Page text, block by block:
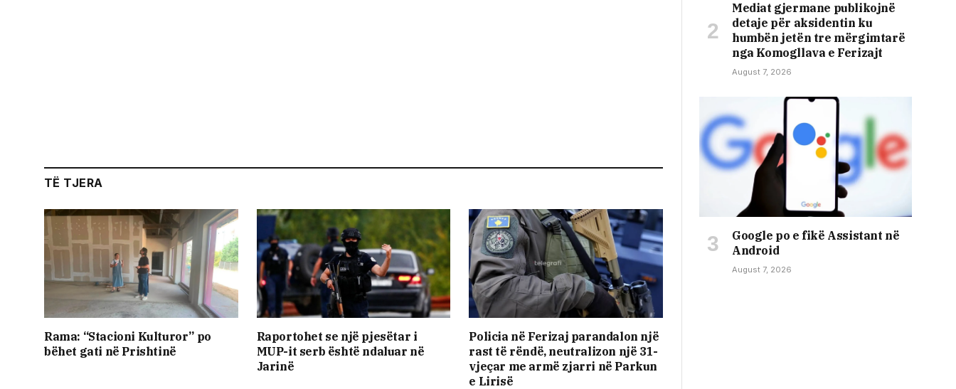
TË TJERA
Rama: “Stacioni Kulturor” po
bëhet gati në Prishtinë
Raportohet se një pjesëtar i
MUP-it serb është ndaluar në
Jarinë
Policia në Ferizaj parandalon një
rast të rëndë, neutralizon një 31-
vjeçar me armë zjarri në Parkun
e Lirisë
Mediat gjermane publikojnë
detaje për aksidentin ku
humbën jetën tre mërgimtarë
nga Komogllava e Ferizajt
August 7, 2026
Google po e fikë Assistant në
Android
August 7, 2026